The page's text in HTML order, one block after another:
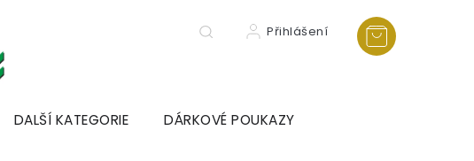
Přihlášení
DALŠÍ KATEGORIE DÁRKOVÉ POUKAZY